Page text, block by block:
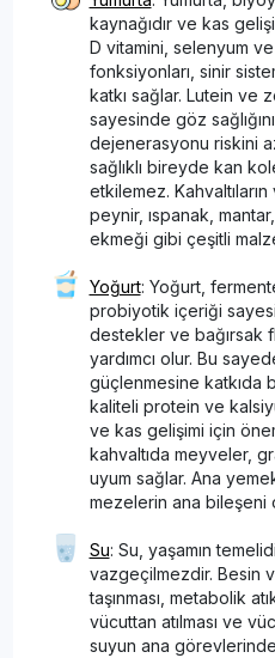
kaynağıdır ve kas
D vitamini, selenyum
fonksiyonları, sinir
katkı sağlar. Lutein ve
sayesinde göz
dejenerasyonu riskini
sağlıklı bireyde kan
etkilemez.
peynir, ıspanak,
ekmeği gibi çeşitli
Yoğurt: Yoğurt,
probiyotik içeriği
destekler ve bağırsak
yardımcı olur. Bu
güçlenmesine katkıda
kaliteli protein ve
ve kas gelişimi için
kahvaltıda meyveler,
uyum sağlar. Ana
mezelerin ana bileşeni
Su: Su, yaşamın
vazgeçilmezdir. Besin
taşınması, metabolik
vücuttan atılması ve
suyun ana